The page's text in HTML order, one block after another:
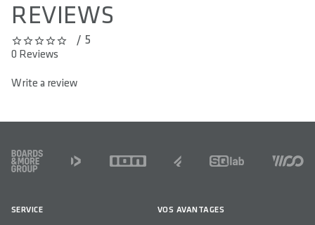
REVIEWS
0 out of 5 stars/ 5
0 Reviews
Write a review
FOOTER
SERVICE VOS AVANTAGES